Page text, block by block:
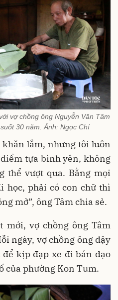
vợ chồng ông Nguyễn Văn Tâm
30 năm. Ảnh: Ngọc Chí
khăn lắm, nhưng tôi luôn
tựa bình yên, không
thể vượt qua. Bằng mọi
học, phải có con chữ thì
mở”, ông Tâm chia sẻ.
mới, vợ chồng ông Tâm
ngày, vợ chồng ông dậy
kịp đạp xe đi bán dạo
của phường Kon Tum.